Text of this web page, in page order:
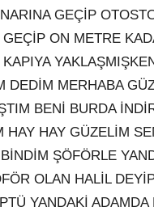
GEÇİP
ON METRE
DEDİM MERHABA
BENİ BURDA
HAY GÜZELİM
ŞÖFÖRLE
OLAN HALİL
YANDAKİ